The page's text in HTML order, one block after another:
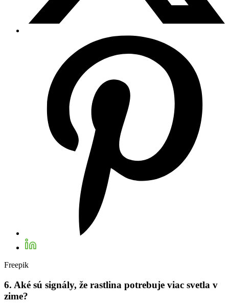
Freepik
6. Aké sú signály, že rastlina potrebuje viac svetla v
zime?